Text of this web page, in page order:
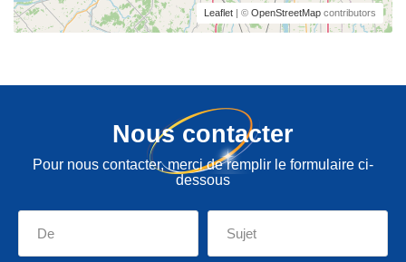
Leaflet | © OpenStreetMap contributors
Nous contacter
Pour nous contacter, merci de remplir le formulaire ci-
dessous